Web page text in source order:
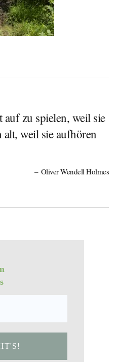
zu spielen, weil sie
alt, weil sie aufhören
Oliver Wendell Holmes